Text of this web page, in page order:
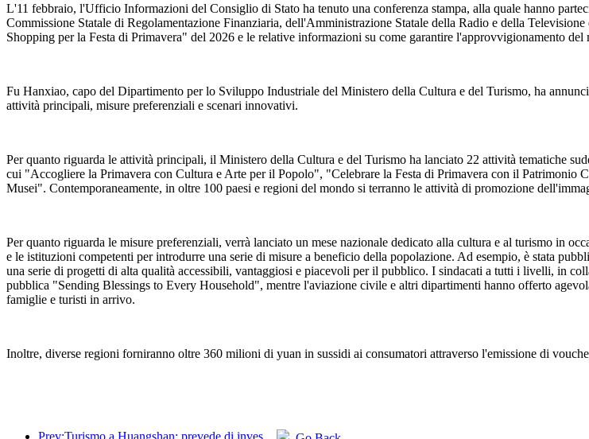
L'11 febbraio, l'Ufficio Informazioni del Consiglio di Stato ha tenuto una conferenza stampa, alla quale hanno
Commissione Statale di Regolamentazione Finanziaria, dell'Amministrazione Statale della Radio e della
Shopping per la Festa di Primavera" del 2026 e le relative informazioni su come garantire l'approvvigionamento del
Fu Hanxiao, capo del Dipartimento per lo Sviluppo Industriale del Ministero della Cultura e del Turismo, ha
attività principali, misure preferenziali e scenari innovativi.
Per quanto riguarda le attività principali, il Ministero della Cultura e del Turismo ha lanciato 22 attività tematiche
cui "Accogliere la Primavera con Cultura e Arte per il Popolo", "Celebrare la Festa di Primavera con il Patrimonio
Musei". Contemporaneamente, in oltre 100 paesi e regioni del mondo si terranno le attività di promozione
Per quanto riguarda le misure preferenziali, verrà lanciato un mese nazionale dedicato alla cultura e al turismo in
e le istituzioni competenti per introdurre una serie di misure a beneficio della popolazione. Ad esempio, è stata
una serie di progetti di alta qualità accessibili, vantaggiosi e piacevoli per il pubblico. I sindacati a tutti i livelli, in
pubblica "Sending Blessings to Every Household", mentre l'aviazione civile e altri dipartimenti hanno offerto
famiglie e turisti in arrivo.
Inoltre, diverse regioni forniranno oltre 360 milioni di yuan in sussidi ai consumatori attraverso l'emissione di